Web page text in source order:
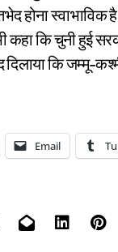
होना
कहा कि चुनी हुई
कि जम्मू-
Email